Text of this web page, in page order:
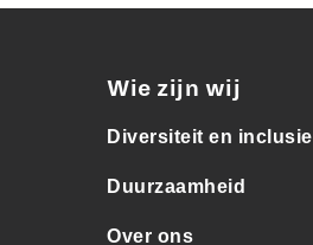
Wie zijn wij
Diversiteit en inclusie
Duurzaamheid
Over ons